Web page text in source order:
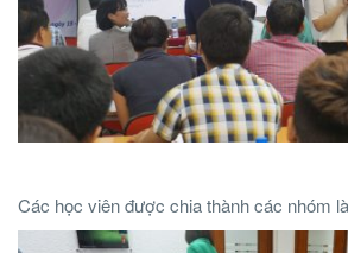
Các học viên được chia thành các nhóm